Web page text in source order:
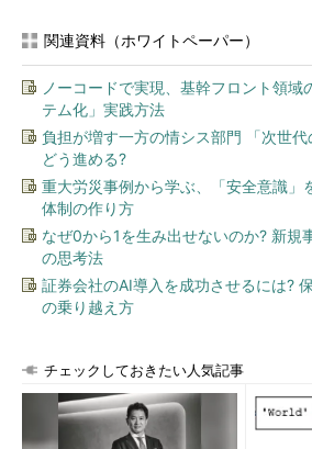
関連資料（ホワイトペーパー）
ノーコードで実現、基幹フロント領域
テム化」実践方法
負担が増す一方の情シス部門 「次世
どう進める?
重大労災事例から学ぶ、「安全意識」
体制の作り方
なぜ0から1を生み出せないのか? 新規
の思考法
証券会社のAI導入を成功させるには?
の乗り越え方
チェックしておきたい人気記事